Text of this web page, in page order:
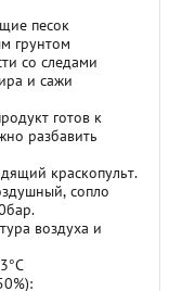
песок
грунтом
со следами
и сажи
готов к
разбавить
краскопульт.
сопло
воздуха и